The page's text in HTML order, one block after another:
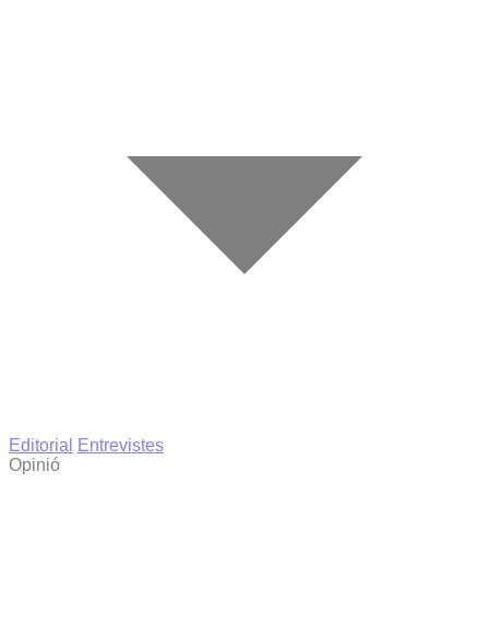
Editorial
Entrevistes
Opinió